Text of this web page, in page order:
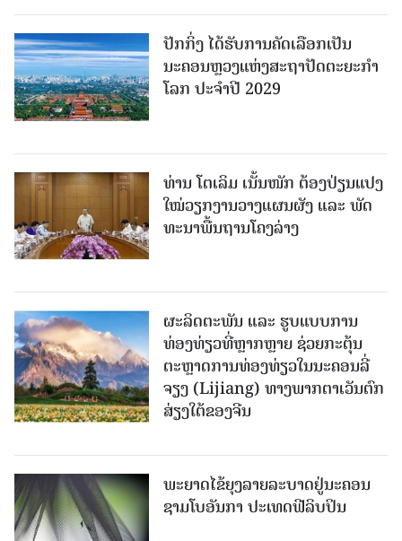
ປັກກິ່ງ ໄດ້ຮັບການຄັດເລືອກເປັນ
ນະຄອນຫຼວງແຫ່ງສະຖາປັດຕະຍະກຳ
ໂລກ ປະຈຳປີ 2029
ທ່ານ ໂຕ​ເລິມ ເນັ້ນໜັກ ຕ້ອງ​ປ່ຽນ​ແປງ​
ໃໝ່​ວຽກ​ງານ​ວາງ​ແຜນ​ຜັງ ແລະ ​ພັດ​
ທະ​ນາ​ພື້ນ​ຖານ​ໂຄງ​ລ່າງ
ຜະລິດຕະພັນ ແລະ ຮູບແບບການ
ທ່ອງທ່ຽວທີ່ຫຼາກຫຼາຍ ຊ່ວຍກະຕຸ້ນ
ຕະຫຼາດການທ່ອງທ່ຽວໃນນະຄອນລີ່
ຈຽງ (Lijiang) ທາງພາກຕາເວັນຕົກ
ສ່ຽງໃຕ້ຂອງຈີນ
ພະຍາດໄຂ້ຍຸງລາຍລະບາດຢູ່ນະຄອນ
ຊາມໂບ​ອັນກາ ປະເທດຟີລິບປິນ